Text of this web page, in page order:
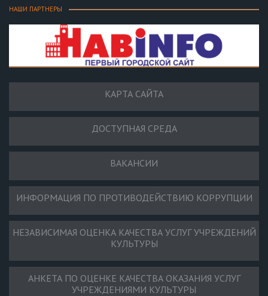
НАШИ ПАРТНЕРЫ
КАРТА САЙТА
ДОСТУПНАЯ СРЕДА
ВАКАНСИИ
ИНФОРМАЦИЯ ПО ПРОТИВОДЕЙСТВИЮ КОРРУПЦИИ
НЕЗАВИСИМАЯ ОЦЕНКА КАЧЕСТВА УСЛУГ УЧРЕЖДЕНИЙ
КУЛЬТУРЫ
АНКЕТА ПО ОЦЕНКЕ КАЧЕСТВА ОКАЗАНИЯ УСЛУГ
УЧРЕЖДЕНИЯМИ КУЛЬТУРЫ